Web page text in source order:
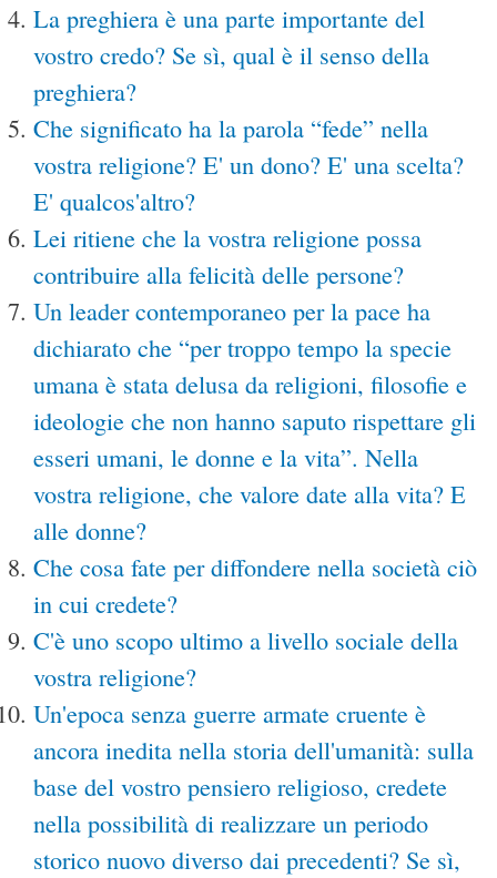
La preghiera è una parte importante del
vostro credo? Se sì, qual è il senso della
preghiera?
Che significato ha la parola “fede” nella
vostra religione? E' un dono? E' una scelta?
E' qualcos'altro?
Lei ritiene che la vostra religione possa
contribuire alla felicità delle persone?
Un leader contemporaneo per la pace ha
dichiarato che “per troppo tempo la specie
umana è stata delusa da religioni, filosofie e
ideologie che non hanno saputo rispettare gli
esseri umani, le donne e la vita”. Nella
vostra religione, che valore date alla vita? E
alle donne?
Che cosa fate per diffondere nella società ciò
in cui credete?
C'è uno scopo ultimo a livello sociale della
vostra religione?
Un'epoca senza guerre armate cruente è
ancora inedita nella storia dell'umanità: sulla
base del vostro pensiero religioso, credete
nella possibilità di realizzare un periodo
storico nuovo diverso dai precedenti? Se sì,